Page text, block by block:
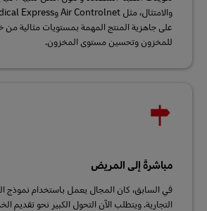
على جاهزية المنتج المهمة بمستويات مثالية من
للمخزون وتحسين مستوى المخزون.
مباشرةً إلى المريض
في السابق، كان المجال يعمل باستخدام نموذج
التجارية. ويتطلب الآن التحول الكبير نحو تقديم